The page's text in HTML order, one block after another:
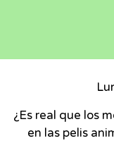
¿Es real que los
en las pelis